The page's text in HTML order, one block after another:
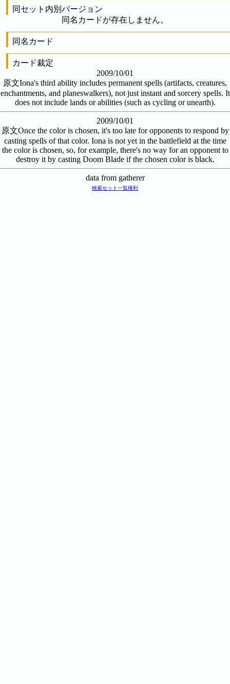
同セット内別バージョン
同名カードが存在しません。
同名カード
カード裁定
2009/10/01
原文Iona's third ability includes permanent spells (artifacts, creatures,
enchantments, and planeswalkers), not just instant and sorcery spells. It
does not include lands or abilities (such as cycling or unearth).
2009/10/01
原文Once the color is chosen, it's too late for opponents to respond by
casting spells of that color. Iona is not yet in the battlefield at the time
the color is chosen, so, for example, there's no way for an opponent to
destroy it by casting Doom Blade if the chosen color is black.
data from gatherer
検索セット一覧権利